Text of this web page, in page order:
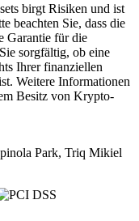
birgt Risiken und ist
beachten Sie, dass die
Garantie für die
sorgfältig, ob eine
Ihrer finanziellen
Weitere Informationen
Besitz von Krypto-
Park, Triq Mikiel